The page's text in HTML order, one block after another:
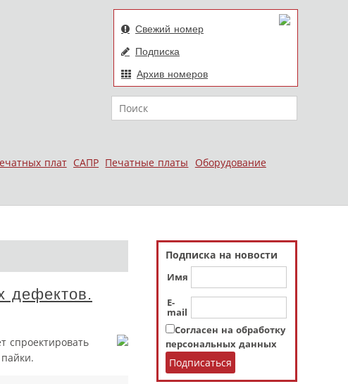
Свежий номер
Подписка
Архив номеров
Поиск
плат САПР Печатные платы
Оборудование
Подписка на новости
Имя
E-
mail
Согласен на обработку
персональных данных
дефектов.
спроектировать